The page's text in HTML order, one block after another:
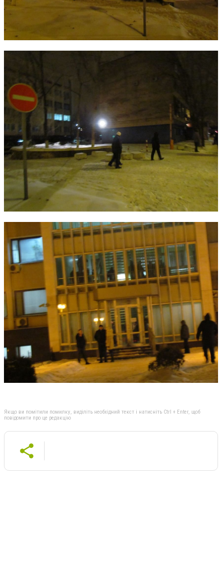
Якщо ви помітили помилку, виділіть необхідний текст і натисніть Ctrl + Enter, щоб
повідомити про це редакцію